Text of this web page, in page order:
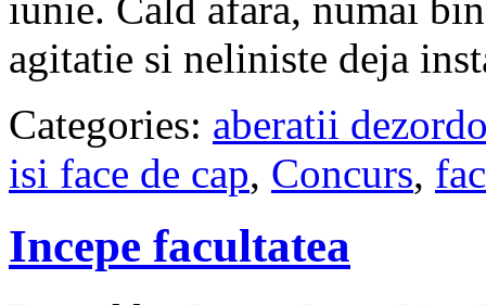
iunie. Cald afara, numai
agitatie si neliniste deja
Categories: aberatii
isi face de cap, Concurs,
Incepe facultatea